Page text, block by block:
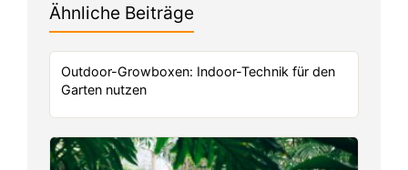
Ähnliche Beiträge
Outdoor-Growboxen: Indoor-Technik für den
Garten nutzen